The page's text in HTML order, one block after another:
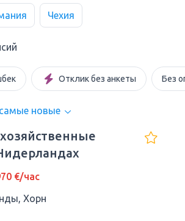
Чехия
Отклик без анкеты Без
самые новые
€/час
Хорн